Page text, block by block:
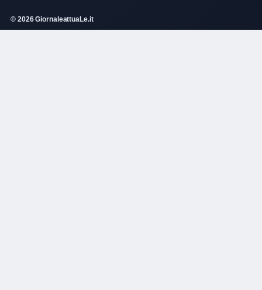
© 2026 GiornaleattuaLe.it